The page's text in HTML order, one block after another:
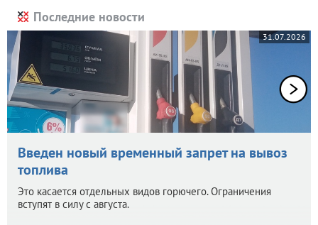
Последние новости
31.07.2026
Введен новый временный запрет на вывоз
топлива
Это касается отдельных видов горючего. Ограничения
вступят в силу с августа.